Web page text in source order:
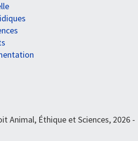
Animal, Éthique et Sciences, 2026 -